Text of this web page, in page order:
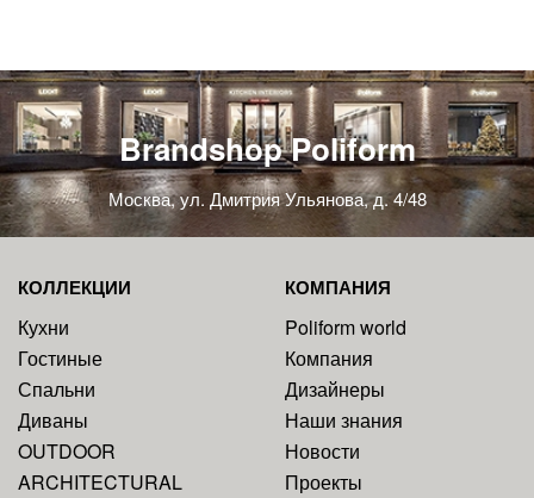
Brandshop Poliform
Москва, ул. Дмитрия Ульянова, д. 4/48
КОЛЛЕКЦИИ
Кухни
Гостиные
Спальни
Диваны
OUTDOOR
ARCHITECTURAL
КОМПАНИЯ
Poliform world
Компания
Дизайнеры
Наши знания
Новости
Проекты